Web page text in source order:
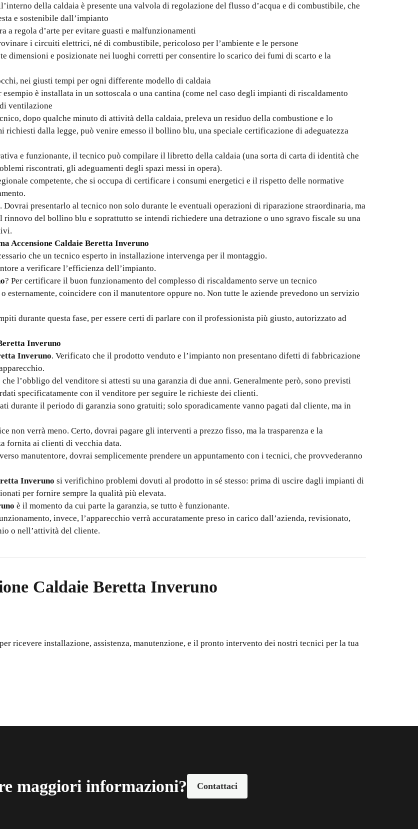
della caldaia è presente una valvola di regolazione del flusso d’acqua e di combustibile, che
e sostenibile dall’impianto
a regola d’arte per evitare guasti e malfunzionamenti
i circuiti elettrici, né di combustibile, pericoloso per l’ambiente e le persone
dimensioni e posizionate nei luoghi corretti per consentire lo scarico dei fumi di scarto e la
nei giusti tempi per ogni differente modello di caldaia
è installata in un sottoscala o una cantina (come nel caso degli impianti di riscaldamento
ventilazione
dopo qualche minuto di attività della caldaia, preleva un residuo della combustione e lo
dalla legge, può venire emesso il bollino blu, una speciale certificazione di adeguatezza
e funzionante, il tecnico può compilare il libretto della caldaia (una sorta di carta di identità che
riscontrati, gli adeguamenti degli spazi messi in opera).
competente, che si occupa di certificare i consumi energetici e il rispetto delle normative
presentarlo al tecnico non solo durante le eventuali operazioni di riparazione straordinaria, ma
del bollino blu e soprattutto se intendi richiedere una detrazione o uno sgravo fiscale su una
Accensione Caldaie Beretta Inveruno
che un tecnico esperto in installazione intervenga per il montaggio.
a verificare l’efficienza dell’impianto.
? Per certificare il buon funzionamento del complesso di riscaldamento serve un tecnico
esternamente, coincidere con il manutentore oppure no. Non tutte le aziende prevedono un servizio
durante questa fase, per essere certi di parlare con il professionista più giusto, autorizzato ad
Inveruno
Inveruno. Verificato che il prodotto venduto e l’impianto non presentano difetti di fabbricazione
l’obbligo del venditore si attesti su una garanzia di due anni. Generalmente però, sono previsti
specificatamente con il venditore per seguire le richieste dei clienti.
durante il periodo di garanzia sono gratuiti; solo sporadicamente vanno pagati dal cliente, ma in
non verrà meno. Certo, dovrai pagare gli interventi a prezzo fisso, ma la trasparenza e la
fornita ai clienti di vecchia data.
manutentore, dovrai semplicemente prendere un appuntamento con i tecnici, che provvederanno
Inveruno si verifichino problemi dovuti al prodotto in sé stesso: prima di uscire dagli impianti di
per fornire sempre la qualità più elevata.
è il momento da cui parte la garanzia, se tutto è funzionante.
invece, l’apparecchio verrà accuratamente preso in carico dall’azienda, revisionato,
o nell’attività del cliente.
Caldaie Beretta Inveruno
ricevere installazione, assistenza, manutenzione, e il pronto intervento dei nostri tecnici per la tua
maggiori informazioni? Contattaci